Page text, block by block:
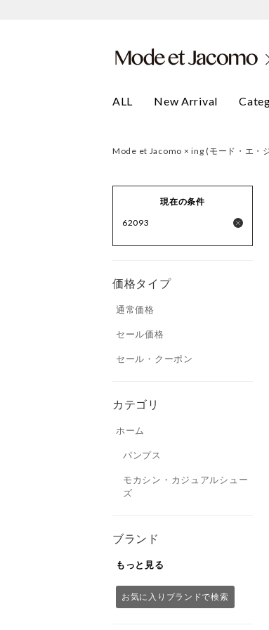
ALL New Arrival
Mode et Jacomo × ing (モード・エ・
現在の条件
62093
価格タイプ
通常価格
セール価格
セール・クーポン
カテゴリ
ホーム
パンプス
モカシン・カジュアルシュー
ズ
ブランド
もっと見る
お気に入りブランドで検索